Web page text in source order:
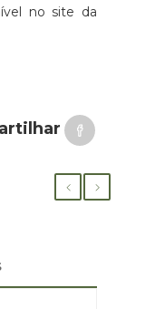
no site da